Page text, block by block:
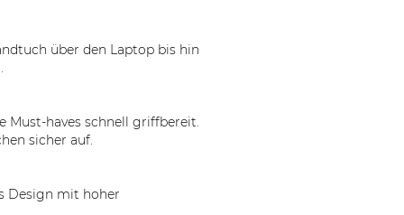
über den Laptop bis hin
Must-haves schnell griffbereit.
sicher auf.
Design mit hoher